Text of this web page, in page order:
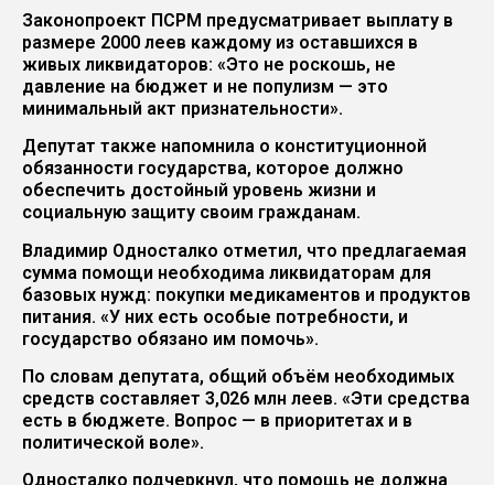
Законопроект ПСРМ предусматривает выплату в
размере 2000 леев каждому из оставшихся в
живых ликвидаторов: «Это не роскошь, не
давление на бюджет и не популизм — это
минимальный акт признательности».
Депутат также напомнила о конституционной
обязанности государства, которое должно
обеспечить достойный уровень жизни и
социальную защиту своим гражданам.
Владимир Односталко отметил, что предлагаемая
сумма помощи необходима ликвидаторам для
базовых нужд: покупки медикаментов и продуктов
питания. «У них есть особые потребности, и
государство обязано им помочь».
По словам депутата, общий объём необходимых
средств составляет 3,026 млн леев. «Эти средства
есть в бюджете. Вопрос — в приоритетах и в
политической воле».
Односталко подчеркнул, что помощь не должна